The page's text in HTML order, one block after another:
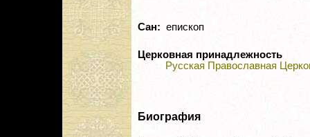
Сан: епископ
Церковная принадлежность
Русская Православная
Биография